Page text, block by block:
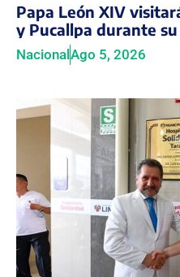
Papa León XIV
y Pucallpa durante
NacionalAgo 5, 2026